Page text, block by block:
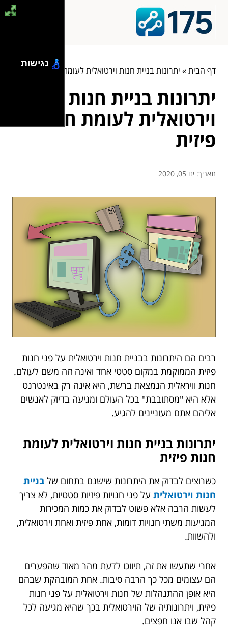
דף הבית» יתרונות בניית חנות וירטואלית לעומת חנות פיזית
יתרונות בניית חנות
וירטואלית לעומת חנות
פיזית
תאריך: ינו 05, 2020
רבים הם היתרונות בבניית חנות וירטואלית על פני חנות
פיזית הממוקמת במקום סטטי אחד ואינה זזה משם לעולם.
חנות וויראלית הנמצאת ברשת, היא אינה רק באינטרנט
אלא היא "מסתובבת" בכל העולם ומגיעה בדיוק לאנשים
אליהם אתם מעוניינים להגיע.
יתרונות בניית חנות וירטואלית לעומת
חנות פיזית
כשרוצים לבדוק את היתרונות שישנם בתחום של בניית
חנות וירטואלית על פני חנויות פיזיות סטטיות, לא צריך
לעשות הרבה אלא פשוט לבדוק את כמות המכירות
המגיעות משתי חנויות דומות, אחת פיזית ואחת וירטואלית,
ולהשוות.
אחרי שתעשו את זה, תיווכו לדעת מהר מאוד שהפערים
הם עצומים מכל כך הרבה סיבות. אחת המובהקת שבהם
היא אופן ההתנהלות של חנות וירטואלית על פני חנות
פיזית, ויתרונותיה של הוירטואלית בכך שהיא מגיעה לכל
קהל שבו אנו חפצים.
נגישות